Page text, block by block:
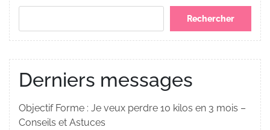
Rechercher
Derniers messages
Objectif Forme : Je veux perdre 10 kilos en 3 mois –
Conseils et Astuces